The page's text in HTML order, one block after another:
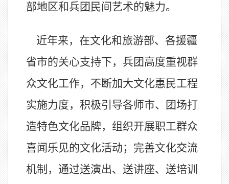
部地区和兵团民间艺术的魅力。
近年来，在文化和旅游部、各援疆
省市的关心支持下，兵团高度重视群
众文化工作，不断加大文化惠民工程
实施力度，积极引导各师市、团场打
造特色文化品牌，组织开展职工群众
喜闻乐见的文化活动；完善文化交流
机制，通过送演出、送讲座、送培训